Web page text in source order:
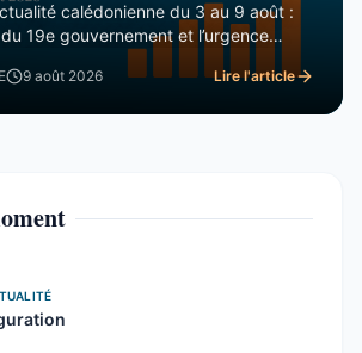
calédonienne du 3 au 9 août :
19e gouvernement et l’urgence
Dore, le Betico en panne et le Forum
9 août 2026 Lire l'article